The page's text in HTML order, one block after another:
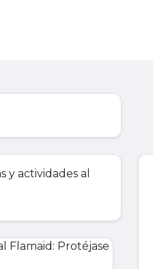
y actividades al